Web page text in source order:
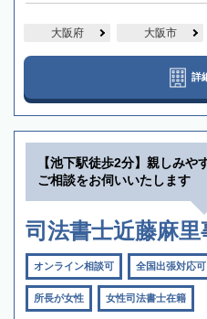
大阪府 大阪市
詳
【池下駅徒歩2分】親しみ
ご相談をお伺いいたします
司法書士近藤麻里
オンライン相談可 全国出張対応可
所長が女性 女性司法書士在籍